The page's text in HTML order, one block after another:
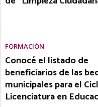
FORMACIÓN
Conocé el listado de
beneficiarios de las
municipales para el
Licenciatura en